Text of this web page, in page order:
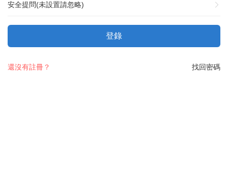
安全提問(未設置請忽略)
登錄
找回密碼
還沒有註冊？